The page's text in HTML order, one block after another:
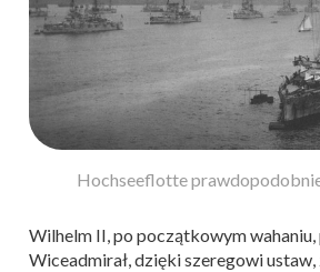
Hochseeflotte
Wilhelm II, po początkowym
Wiceadmirał, dzięki szeregowi